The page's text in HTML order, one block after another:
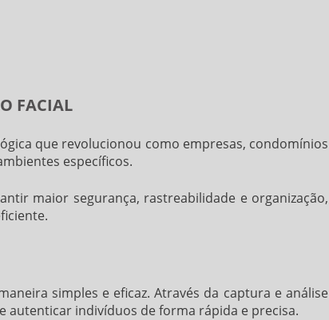
FACIAL
que revolucionou como empresas, condomínios
específicos.
maior segurança, rastreabilidade e organização,
simples e eficaz. Através da captura e análise
autenticar indivíduos de forma rápida e precisa.